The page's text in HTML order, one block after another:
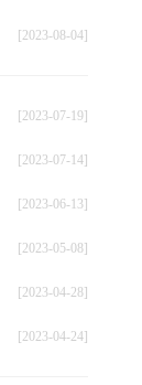
[2023-08-04]
[2023-07-19]
[2023-07-14]
[2023-06-13]
[2023-05-08]
[2023-04-28]
[2023-04-24]